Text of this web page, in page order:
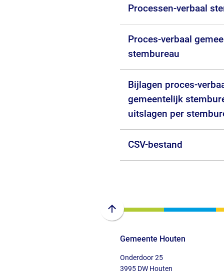
Processen-verbaal
Proces-verbaal
stembureau
Bijlagen proces-
gemeentelijk
uitslagen per
CSV-bestand
Scroll
boven
het
Gemeente Houten
Onderdoor 25
3995 DW Houten